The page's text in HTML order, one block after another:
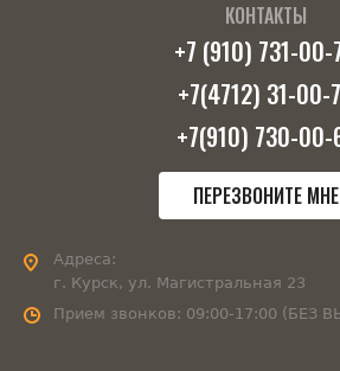
КОНТАКТЫ
+7 (910) 731-00-
+7(4712) 31-00-
+7(910) 730-00-
ПЕРЕЗВОНИТЕ МНЕ
Адреса:
г. Курск, ул. Магистральная 23
Прием звонков: 09:00-17:00 (БЕЗ